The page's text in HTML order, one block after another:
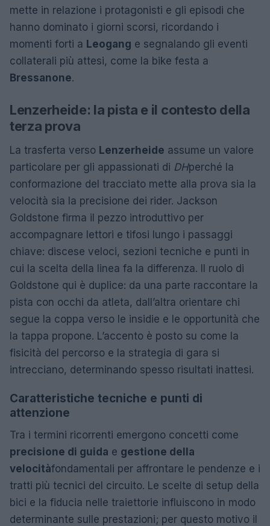
mette in relazione i protagonisti e gli episodi che
hanno dominato i giorni scorsi, ricordando i
momenti forti a Leogang e segnalando gli eventi
collaterali più attesi, come la bike festa a
Bressanone.
Lenzerheide: la pista e il contesto della
terza prova
La trasferta verso Lenzerheide assume un valore
particolare per gli appassionati di DHperché la
conformazione del tracciato mette alla prova sia la
velocità sia la precisione dei rider. Jackson
Goldstone firma il pezzo introduttivo per
accompagnare lettori e tifosi lungo i passaggi
chiave: discese veloci, sezioni tecniche e punti in
cui la scelta della linea fa la differenza. Il ruolo di
Goldstone qui è duplice: da una parte raccontare la
pista con occhi da atleta, dall’altra orientare chi
segue la coppa verso le insidie e le opportunità che
la tappa propone. L’accento è posto su come la
fisicità del percorso e la strategia di gara si
intrecciano, determinando spesso risultati inattesi.
Caratteristiche tecniche e punti di
attenzione
Tra i termini ricorrenti emergono concetti come
precisione di guida e gestione della
velocitàfondamentali per affrontare le pendenze e i
tratti più tecnici del circuito. Le scelte di setup della
bici e la fiducia nelle traiettorie influiscono in modo
determinante sulle prestazioni; per questo motivo il